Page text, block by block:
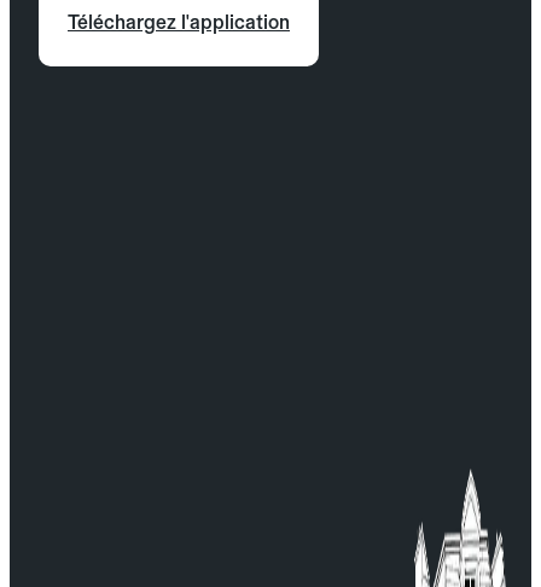
Téléchargez l'application